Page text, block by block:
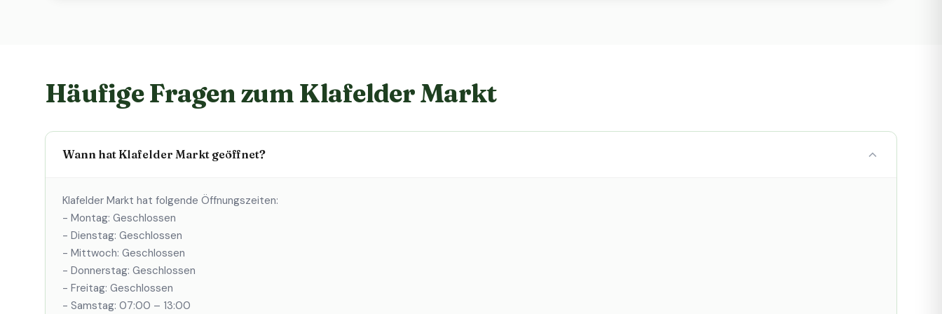
Häufige Fragen zum Klafelder Markt
Wann hat Klafelder Markt geöffnet?
Klafelder Markt hat folgende Öffnungszeiten:
- Montag: Geschlossen
- Dienstag: Geschlossen
- Mittwoch: Geschlossen
- Donnerstag: Geschlossen
- Freitag: Geschlossen
- Samstag: 07:00 – 13:00